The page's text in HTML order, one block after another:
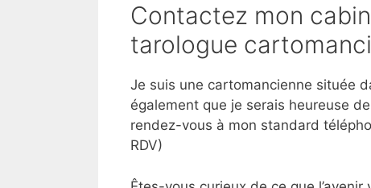
Contactez mon
tarologue
Je suis une cartomancienne située
également que je serais heureuse
rendez-vous à mon standard
RDV)